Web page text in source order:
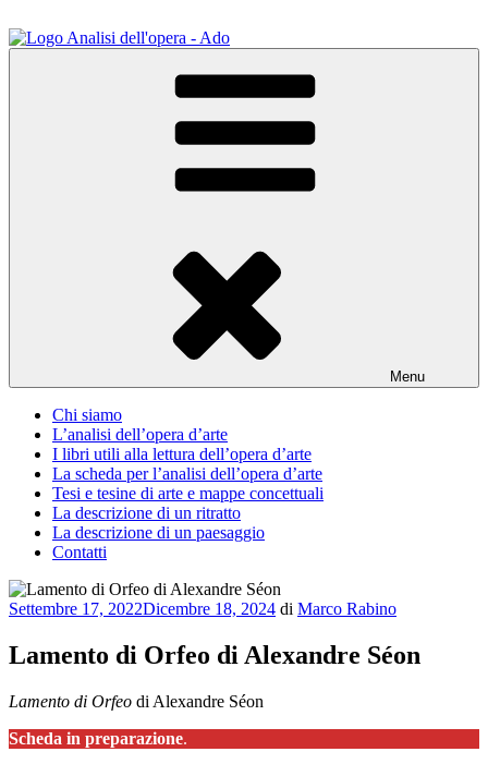
al
contenuto
Osservare le opere d'arte per capirle e imparare ad amarle
Menu
Chi siamo
L’analisi dell’opera d’arte
I libri utili alla lettura dell’opera d’arte
La scheda per l’analisi dell’opera d’arte
Tesi e tesine di arte e mappe concettuali
La descrizione di un ritratto
La descrizione di un paesaggio
Contatti
Pubblicato
Settembre 17, 2022Dicembre 18, 2024 di Marco Rabino
Lamento di Orfeo di Alexandre Séon
Lamento di Orfeo di Alexandre Séon
Scheda in preparazione.